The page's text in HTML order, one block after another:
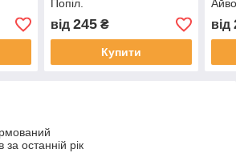
Попіл.
від 245₴
Купити
від
за останній рік